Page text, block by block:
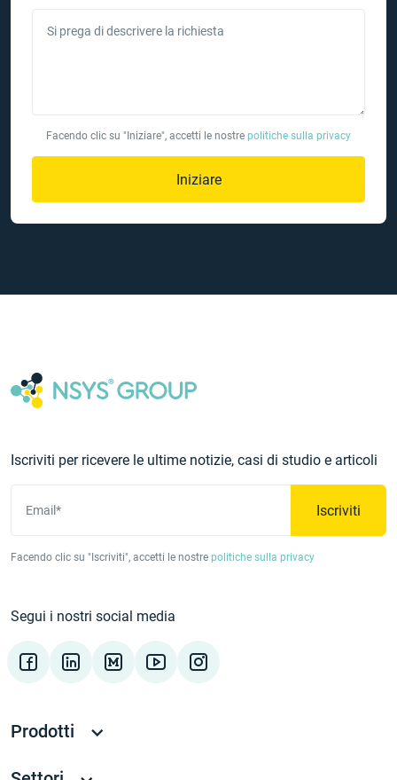
Si prega di descrivere la richiesta
Facendo clic su "Iniziare", accetti le nostre politiche sulla privacy
Iniziare
Iscriviti per ricevere le ultime notizie, casi di studio e articoli
Email* Iscriviti
Facendo clic su "Iscriviti", accetti le nostre politiche sulla privacy
Segui i nostri social media
Prodotti